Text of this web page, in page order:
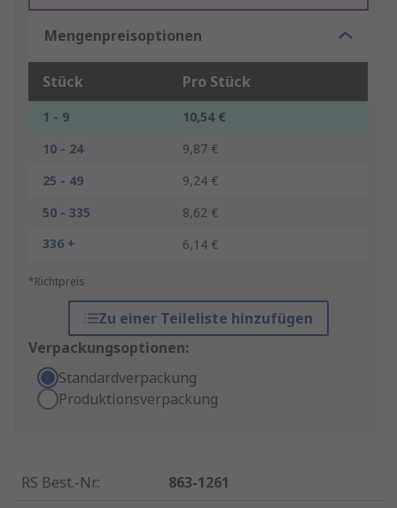
Mengenpreisoptionen
Stück Pro Stück
1 - 9
10,54 €
10 - 24
9,87 €
25 - 49
9,24 €
50 - 335
8,62 €
336 +
6,14 €
*Richtpreis
Zu einer Teileliste hinzufügen
Verpackungsoptionen:
Standardverpackung
Produktionsverpackung
RS Best.-Nr.:
863-1261